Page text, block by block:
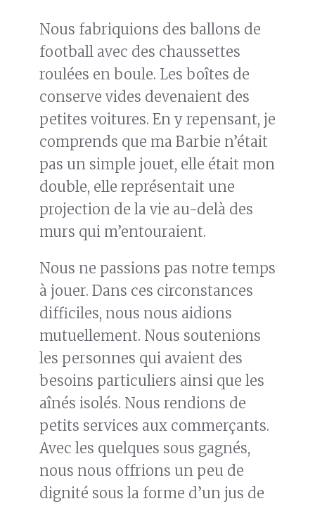
Nous fabriquions des ballons de
football avec des chaussettes
roulées en boule. Les boîtes de
conserve vides devenaient des
petites voitures. En y repensant, je
comprends que ma Barbie n’était
pas un simple jouet, elle était mon
double, elle représentait une
projection de la vie au-delà des
murs qui m’entouraient.
Nous ne passions pas notre temps
à jouer. Dans ces circonstances
difficiles, nous nous aidions
mutuellement. Nous soutenions
les personnes qui avaient des
besoins particuliers ainsi que les
aînés isolés. Nous rendions de
petits services aux commerçants.
Avec les quelques sous gagnés,
nous nous offrions un peu de
dignité sous la forme d’un jus de